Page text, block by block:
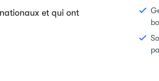
et qui ont